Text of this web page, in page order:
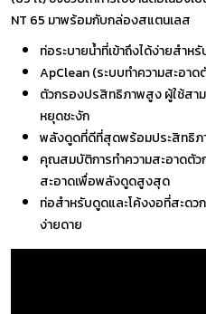
NT 65 มาพร้อมกับกล่องสแตนเลส
ท่อระบายน้ำที่เข้าถึงได้ง่ายสำห
ApClean (ระบบทำความสะอา
ตัวกรองปรสิทธิภาพสูง ผู้ใช้สาม
หยุดชะงัก
พลังดูดที่ดีที่สุดพร้อมประสิทธิ
คุณสมบัติการทำความสะอาดตั
สะอาดเพื่อพลังดูดสูงสุด
ท่อสำหรับดูดและโค้งงอที่สะดว
ง่ายดาย